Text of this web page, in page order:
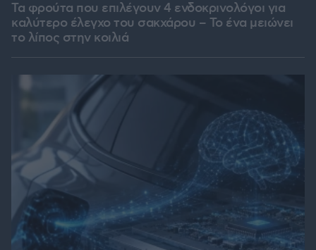
Τα φρούτα που επιλέγουν 4 ενδοκρινολόγοι για
καλύτερο έλεγχο του σακχάρου – Το ένα μειώνει
το λίπος στην κοιλιά